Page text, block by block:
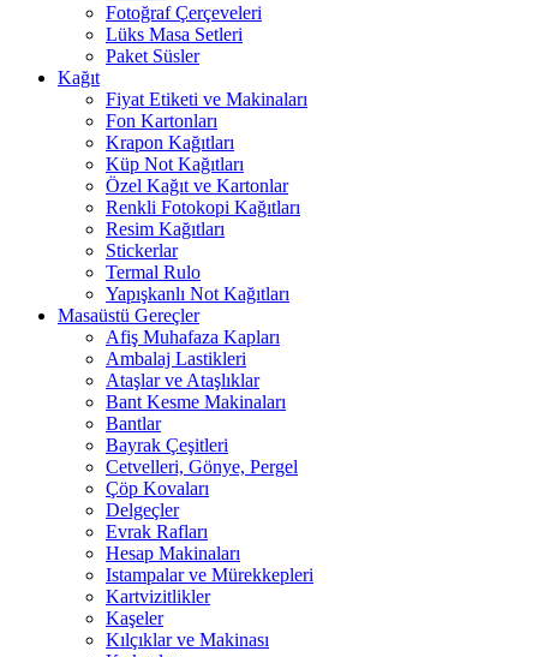
Fotoğraf Çerçeveleri
Lüks Masa Setleri
Paket Süsler
Kağıt
Fiyat Etiketi ve Makinaları
Fon Kartonları
Krapon Kağıtları
Küp Not Kağıtları
Özel Kağıt ve Kartonlar
Renkli Fotokopi Kağıtları
Resim Kağıtları
Stickerlar
Termal Rulo
Yapışkanlı Not Kağıtları
Masaüstü Gereçler
Afiş Muhafaza Kapları
Ambalaj Lastikleri
Ataşlar ve Ataşlıklar
Bant Kesme Makinaları
Bantlar
Bayrak Çeşitleri
Cetvelleri, Gönye, Pergel
Çöp Kovaları
Delgeçler
Evrak Rafları
Hesap Makinaları
Istampalar ve Mürekkepleri
Kartvizitlikler
Kaşeler
Kılçıklar ve Makinası